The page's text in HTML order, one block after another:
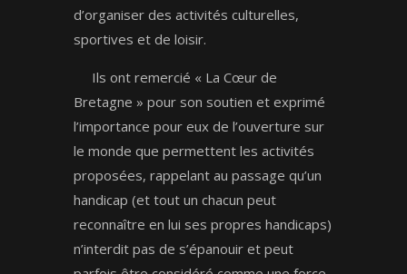
d’organiser des activités culturelles,
sportives et de loisir.
Ils ont remercié « La Cœur de
Bretagne » pour son soutien et exprimé
l’importance pour eux de l’ouverture sur
le monde que permettent les activités
proposées, rappelant au passage qu’un
handicap (et tout un chacun peut
reconnaître en lui ses propres handicaps)
n’interdit pas de s’épanouir et peut